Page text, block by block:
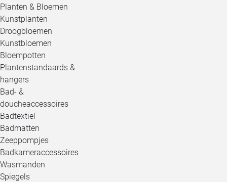
Planten & Bloemen
Kunstplanten
Droogbloemen
Kunstbloemen
Bloempotten
Plantenstandaards & -
hangers
Bad- &
doucheaccessoires
Badtextiel
Badmatten
Zeeppompjes
Badkameraccessoires
Wasmanden
Spiegels